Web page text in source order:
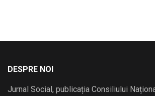
DESPRE NOI
Jurnal Social, publicația Consiliului